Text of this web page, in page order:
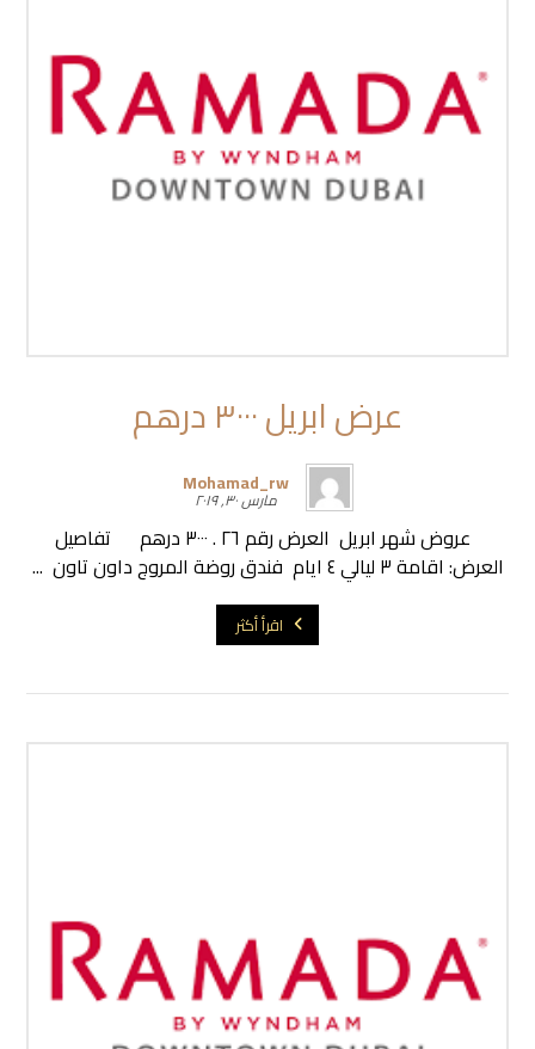
عرض ابريل ٣٠٠٠ درهم
Mohamad_rw
مارس ٣٠, ٢٠١٩
عروض شهر ابريل العرض رقم ٢٦ . ٣٠٠٠ درهم تفاصيل
العرض: اقامة ٣ ليالي ٤ ايام فندق روضة المروج داون تاون ...
اقرأ أكثر